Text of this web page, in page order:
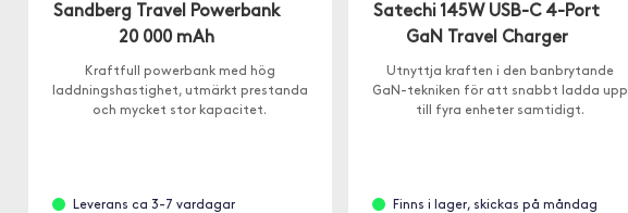
Sandberg Travel Powerbank
20 000 mAh
Kraftfull powerbank med hög
laddningshastighet, utmärkt prestanda
och mycket stor kapacitet.
Leverans ca 3-7 vardagar
Satechi 145W USB-C 4-Port
GaN Travel Charger
Utnyttja kraften i den banbrytande
GaN-tekniken för att snabbt ladda upp
till fyra enheter samtidigt.
Finns i lager, skickas på måndag